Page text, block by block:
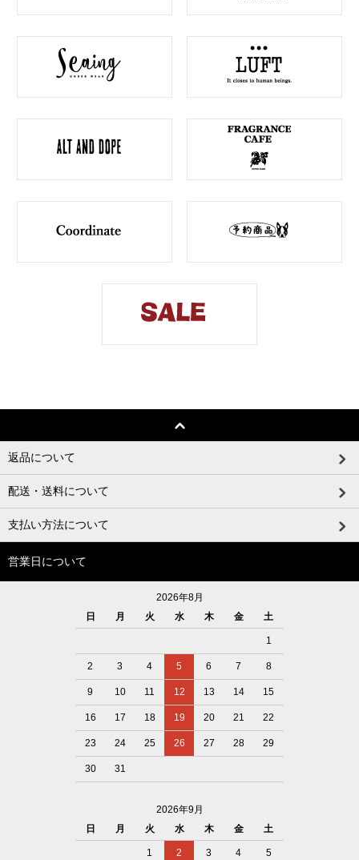
返品について
配送・送料について
支払い方法について
営業日について
2026年8月
日
月 火 水 木 金 土
1
2 3 4 5 6 7 8
9 10 11 12 13 14 15
16 17 18 19 20 21 22
23 24 25 26 27 28 29
30 31
2026年9月
日
月 火 水 木 金 土
1 2 3 4 5